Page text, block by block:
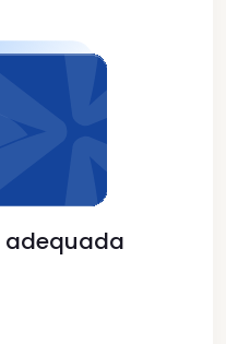
adequada